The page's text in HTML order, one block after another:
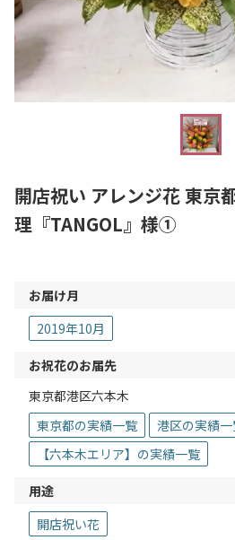
開店祝い アレンジ花 東京
理『TANGOL』様①
お届け月
2019年10月
お祝花のお届先
東京都港区六本木
東京都の実績一覧
港区の実績
【六本木エリア】の実績一覧
用途
開店祝い花